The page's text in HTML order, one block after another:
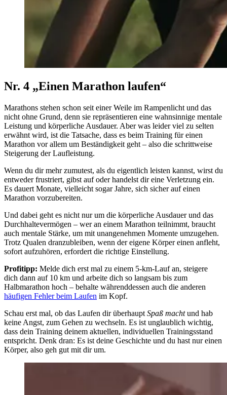
Nr. 4 „Einen Marathon laufen“
Marathons stehen schon seit einer Weile im Rampenlicht und das
nicht ohne Grund, denn sie repräsentieren eine wahnsinnige mentale
Leistung und körperliche Ausdauer. Aber was leider viel zu selten
erwähnt wird, ist die Tatsache, dass es beim Training für einen
Marathon vor allem um Beständigkeit geht – also die schrittweise
Steigerung der Laufleistung.
Wenn du dir mehr zumutest, als du eigentlich leisten kannst, wirst du
entweder frustriert, gibst auf oder handelst dir eine Verletzung ein.
Es dauert Monate, vielleicht sogar Jahre, sich sicher auf einen
Marathon vorzubereiten.
Und dabei geht es nicht nur um die körperliche Ausdauer und das
Durchhaltevermögen – wer an einem Marathon teilnimmt, braucht
auch mentale Stärke, um mit unangenehmen Momente umzugehen.
Trotz Qualen dranzubleiben, wenn der eigene Körper einen anfleht,
sofort aufzuhören, erfordert die richtige Einstellung.
Profitipp: Melde dich erst mal zu einem 5-km-Lauf an, steigere
dich dann auf 10 km und arbeite dich so langsam bis zum
Halbmarathon hoch – behalte währenddessen auch die anderen
häufigen Fehler beim Laufen im Kopf.
Schau erst mal, ob das Laufen dir überhaupt Spaß machtund hab
keine Angst, zum Gehen zu wechseln. Es ist unglaublich wichtig,
dass dein Training deinem aktuellen, individuellen Trainingsstand
entspricht. Denk dran: Es ist deine Geschichte und du hast nur einen
Körper, also geh gut mit dir um.